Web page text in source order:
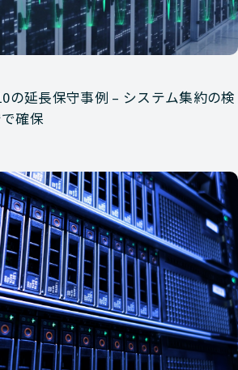
の延長保守事例 – システム集約の検
確保